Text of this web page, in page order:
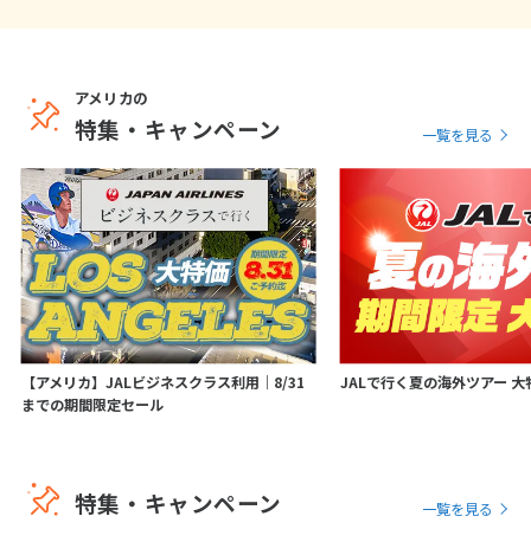
アメリカの
特集・キャンペーン 一覧を見る
【アメリカ】JALビジネスクラス利用｜8/31
までの期間限定セール
JALで行く夏の海外ツアー 大
特集・キャンペーン 一覧を見る